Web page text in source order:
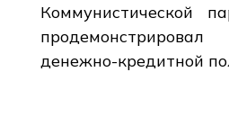
Коммунистической
денежно-кредитной